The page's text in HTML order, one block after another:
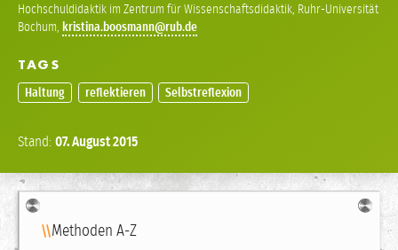
Hochschuldidaktik im Zentrum für Wissenschaftsdidaktik, Ruhr-Universität
Bochum, kristina boosmann
TAGS
Haltung reflektieren Selbstreflexion
Stand: 07.August2015
Navigation
Methoden A-Z